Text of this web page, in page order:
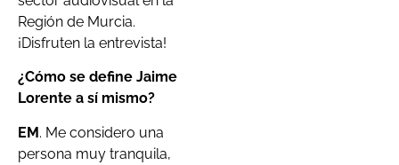
Región de Murcia.
¡Disfruten la entrevista!
¿Cómo se define Jaime
Lorente a sí mismo?
EM. Me considero una
persona muy tranquila,